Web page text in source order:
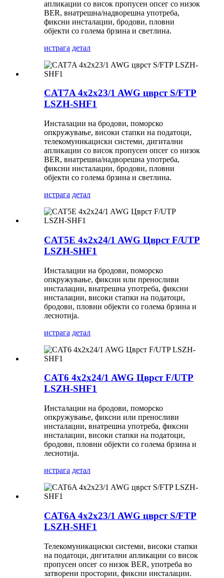
апликации со висок пропусен опсег со низок
BER, внатрешна/надворешна употреба,
фиксни инсталации, бродови, пловни
објекти со голема брзина и светлина.
истрага детал
CAT7A 4x2x23/1 AWG цврст S/FTP
LSZH-SHF1
Инсталации на бродови, поморско
опкружување, високи стапки на податоци,
телекомуникациски системи, дигитални
апликации со висок пропусен опсег со низок
BER, внатрешна/надворешна употреба,
фиксни инсталации, бродови, пловни
објекти со голема брзина и светлина.
истрага детал
CAT5E 4x2x24/1 AWG Цврст F/UTP
LSZH-SHF1
Инсталации на бродови, поморско
опкружување, фиксни или преносливи
инсталации, внатрешна употреба, фиксни
инсталации, високи стапки на податоци,
бродови, пловни објекти со голема брзина и
леснотија.
истрага детал
CAT6 4x2x24/1 AWG Цврст F/UTP
LSZH-SHF1
Инсталации на бродови, поморско
опкружување, фиксни или преносливи
инсталации, внатрешна употреба, фиксни
инсталации, високи стапки на податоци,
бродови, пловни објекти со голема брзина и
леснотија.
истрага детал
CAT6A 4x2x23/1 AWG цврст S/FTP
LSZH-SHF1
Телекомуникациски системи, високи стапки
на податоци, дигитални апликации со висок
пропусен опсег со низок BER, употреба во
затворени простории, фиксни инсталации.